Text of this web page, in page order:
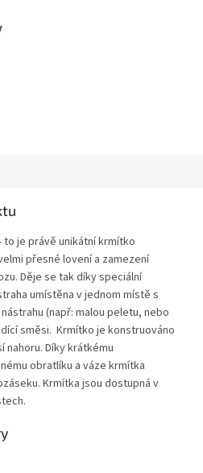
je právě unikátní krmítko
přesné lovení a zamezení
Děje se tak díky speciální
umístěna v jednom místě s
(např: malou peletu, nebo
směsi. Krmítko je konstruováno
nahoru. Díky krátkému
obratlíku a váze krmítka
Krmítka jsou dostupná v